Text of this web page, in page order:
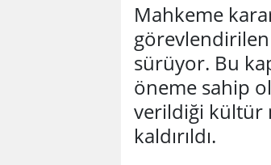
Mahkeme
görevlendirilen
sürüyor. Bu
öneme sahip
verildiği kültür
kaldırıldı.